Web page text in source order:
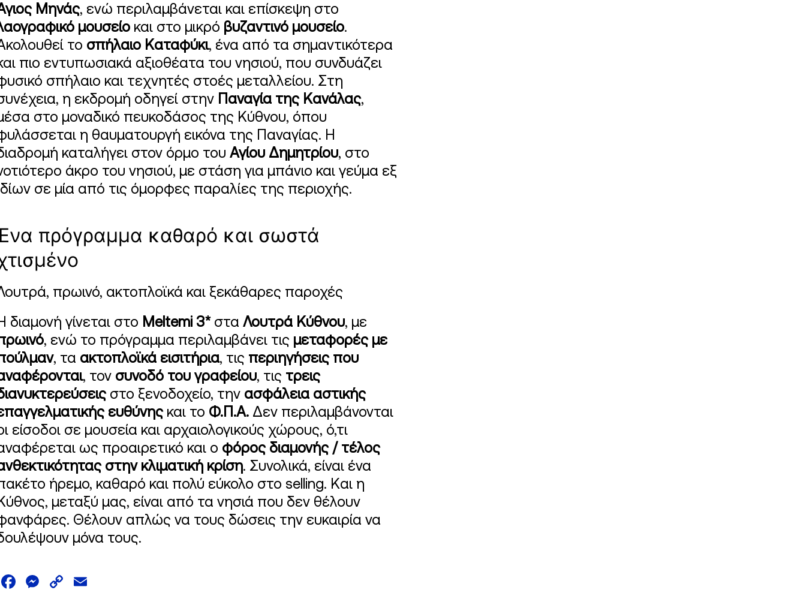
Μηνάς, ενώ περιλαμβάνεται και επίσκεψη στο
μουσείο και στο μικρό βυζαντινό μουσείο.
το σπήλαιο Καταφύκι, ένα από τα σημαντικότερα
πιο εντυπωσιακά αξιοθέατα του νησιού, που συνδυάζει
σπήλαιο και τεχνητές στοές μεταλλείου. Στη
η εκδρομή οδηγεί στην Παναγία της Κανάλας,
στο μοναδικό πευκοδάσος της Κύθνου, όπου
η θαυματουργή εικόνα της Παναγίας. Η
καταλήγει στον όρμο του Αγίου Δημητρίου, στο
άκρο του νησιού, με στάση για μπάνιο και γεύμα εξ
σε μία από τις όμορφες παραλίες της περιοχής.
πρόγραμμα καθαρό και σωστά
πρωινό, ακτοπλοϊκά και ξεκάθαρες παροχές
διαμονή γίνεται στο Meltemi 3* στα Λουτρά Κύθνου, με
, ενώ το πρόγραμμα περιλαμβάνει τις μεταφορές με
, τα ακτοπλοϊκά εισιτήρια, τις περιηγήσεις που
, τον συνοδό του γραφείου, τις τρεις
στο ξενοδοχείο, την ασφάλεια αστικής
ευθύνηςκαι το Φ.Π.Α. Δεν περιλαμβάνονται
είσοδοι σε μουσεία και αρχαιολογικούς χώρους, ό,τι
ως προαιρετικό και ο φόρος διαμονής / τέλος
στην κλιματική κρίση. Συνολικά, είναι ένα
ήρεμο, καθαρό και πολύ εύκολο στο selling. Και η
μεταξύ μας, είναι από τα νησιά που δεν θέλουν
Θέλουν απλώς να τους δώσεις την ευκαιρία να
μόνα τους.
Facebook
Messenger
Copy